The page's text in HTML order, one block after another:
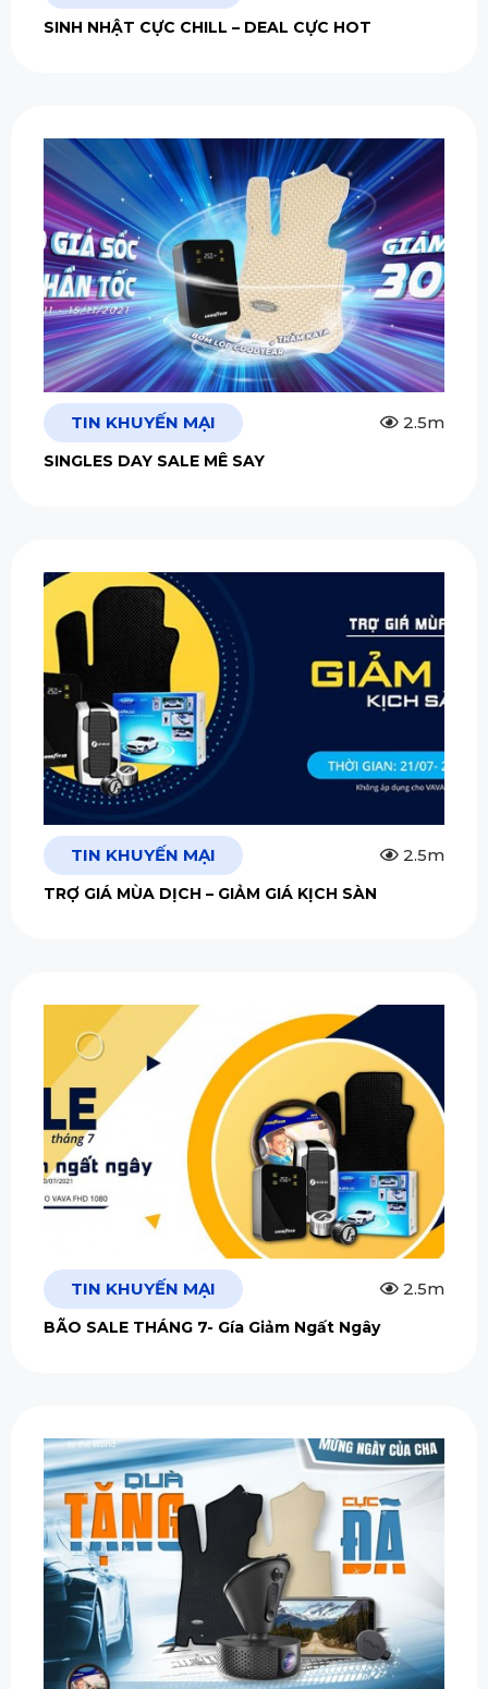
SINH NHẬT CỰC CHILL – DEAL CỰC HOT
TIN KHUYẾN MẠI 2.5m
SINGLES DAY SALE MÊ SAY
TIN KHUYẾN MẠI 2.5m
TRỢ GIÁ MÙA DỊCH – GIẢM GIÁ KỊCH SÀN
TIN KHUYẾN MẠI 2.5m
BÃO SALE THÁNG 7- Gía Giảm Ngất Ngây